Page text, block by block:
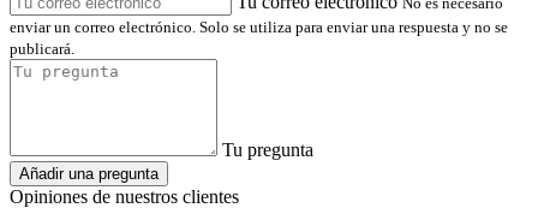
enviar un correo electrónico. Solo se utiliza para enviar una respuesta y no se
publicará.
Tu pregunta
Añadir una pregunta
Opiniones de nuestros clientes